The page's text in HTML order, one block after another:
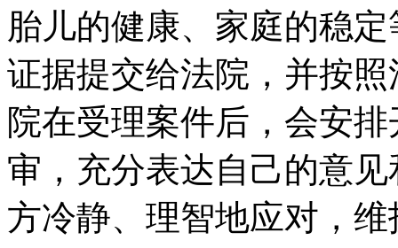
胎儿的健康、家庭的稳
证据提交给法院，并按
院在受理案件后，会安
审，充分表达自己的意
方冷静、理智地应对，